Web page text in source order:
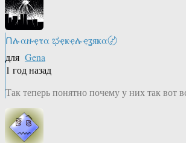
Ոሉαዙҿτα ಭҿҝҿሉҿʓяҝα〄
для Gena
1 год назад
Так теперь понятно почему у них так